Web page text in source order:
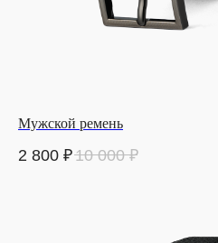
Мужской ремень
2 800 ₽10 000 ₽